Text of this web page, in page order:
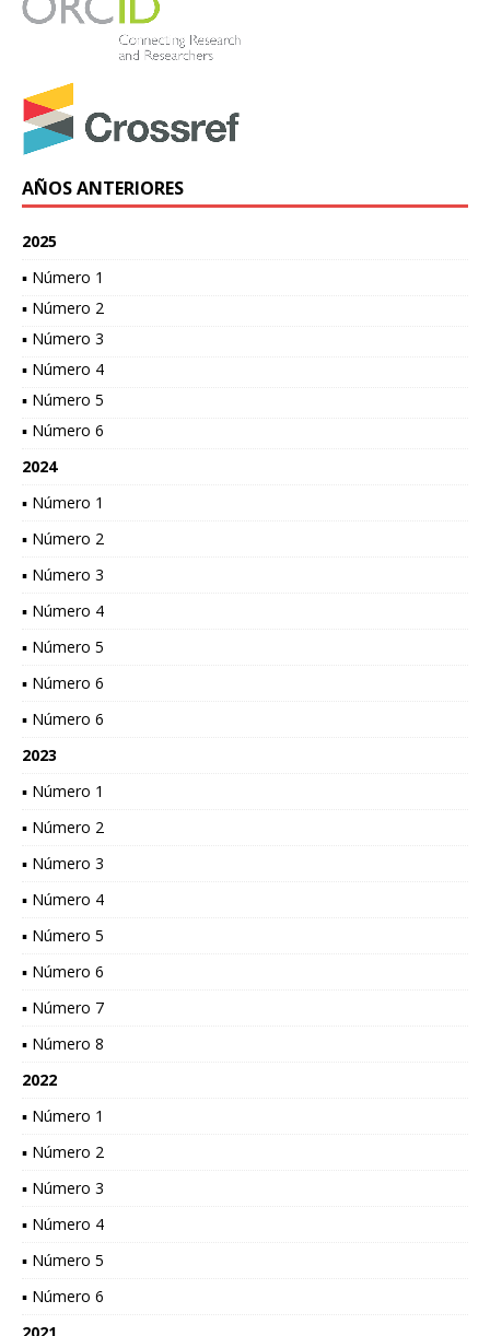
AÑOS ANTERIORES
2025
▪ Número 1
▪ Número 2
▪ Número 3
▪ Número 4
▪ Número 5
▪ Número 6
2024
▪ Número 1
▪ Número 2
▪ Número 3
▪ Número 4
▪ Número 5
▪ Número 6
▪ Número 6
2023
▪ Número 1
▪ Número 2
▪ Número 3
▪ Número 4
▪ Número 5
▪ Número 6
▪ Número 7
▪ Número 8
2022
▪ Número 1
▪ Número 2
▪ Número 3
▪ Número 4
▪ Número 5
▪ Número 6